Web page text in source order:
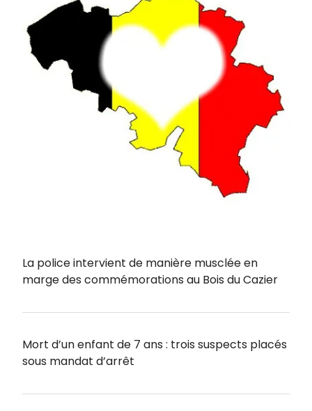
La police intervient de manière musclée en
marge des commémorations au Bois du Cazier
Mort d’un enfant de 7 ans : trois suspects placés
sous mandat d’arrêt